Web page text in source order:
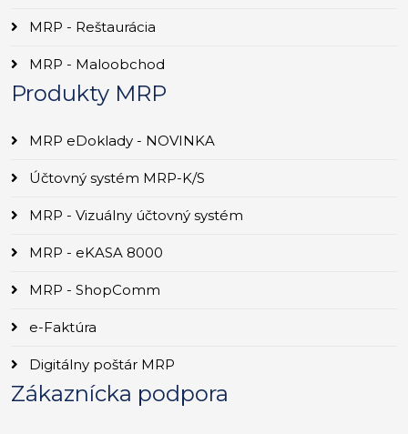
MRP - Reštaurácia
MRP - Maloobchod
Produkty MRP
MRP eDoklady - NOVINKA
Účtovný systém MRP-K/S
MRP - Vizuálny účtovný systém
MRP - eKASA 8000
MRP - ShopComm
e-Faktúra
Digitálny poštár MRP
Zákaznícka podpora